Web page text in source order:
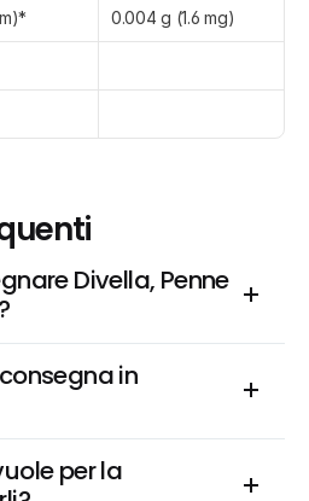
0.004 g (1.6 mg)
Divella, Penne
in
per la